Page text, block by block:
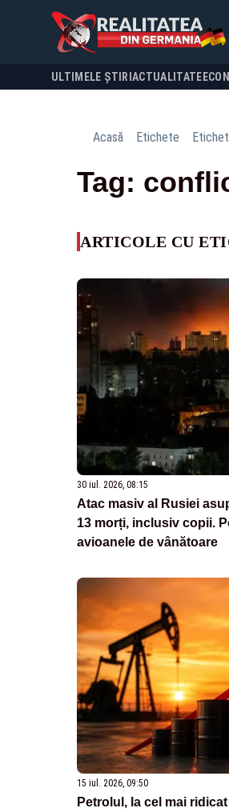
ULTIMELE ȘTIRI ACTUALITATE
Acasă Etichete
Tag:
ARTICOLE CU
30 iul. 2026, 08:15
Atac masiv al Rusiei
13 morți, inclusiv copii.
avioanele de vânătoare
15 iul. 2026, 09:50
Petrolul, la cel mai